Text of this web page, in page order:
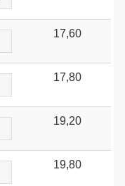
17,60
17,80
19,20
19,80